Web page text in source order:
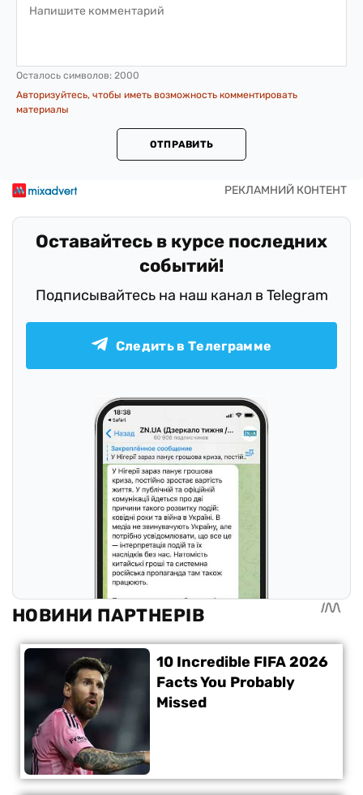
Осталось символов: 2000
Авторизуйтесь, чтобы иметь возможность комментировать
материалы
ОТПРАВИТЬ
Оставайтесь в курсе последних
событий!
Подписывайтесь на наш канал в Telegram
Следить в Телеграмме